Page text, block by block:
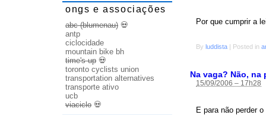
Por que cumprir a
By luddista Posted in
Na vaga? Não, na
15/09/2006 – 17h28
E para não perder
ongs e associações
abc (blumenau) 💀
antp
ciclocidade
mountain bike bh
time's up 💀
toronto cyclists union
transportation alternatives
transporte ativo
ucb
viaciclo 💀